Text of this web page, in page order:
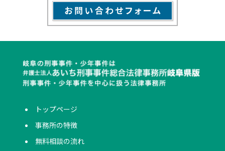
トップページ
事務所の特徴
無料相談の流れ